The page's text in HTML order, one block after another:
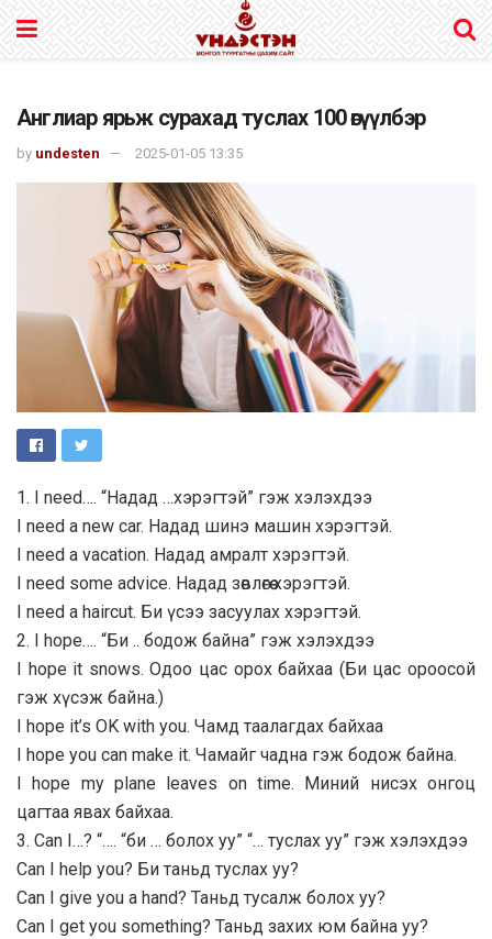
Англиар ярьж сурахад туслах 100 өгүүлбэр
by undesten 2025-01-05 13:35
1. I need…. “Надад …хэрэгтэй” гэж хэлэхдээ
I need a new car. Надад шинэ машин хэрэгтэй.
I need a vacation. Надад амралт хэрэгтэй.
I need some advice. Надад зөвлөгөө хэрэгтэй.
I need a haircut. Би үсээ засуулах хэрэгтэй.
2. I hope…. “Би .. бодож байна” гэж хэлэхдээ
I hope it snows. Одоо цас орох байхаа (Би цас ороосой
гэж хүсэж байна.)
I hope it’s OK with you. Чамд таалагдах байхаа
I hope you can make it. Чамайг чадна гэж бодож байна.
I hope my plane leaves on time. Миний нисэх онгоц
цагтаа явах байхаа.
3. Can I…? “…. “би … болох уу” “… туслах уу” гэж хэлэхдээ
Can I help you? Би таньд туслах уу?
Can I give you a hand? Таньд тусалж болох уу?
Can I get you something? Таньд захих юм байна уу?